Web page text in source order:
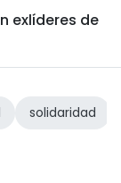
exlíderes de
solidaridad